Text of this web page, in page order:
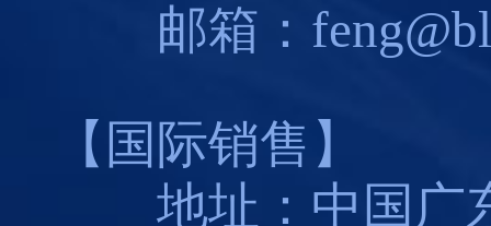
邮箱：
【国际销售】
地址：中国广